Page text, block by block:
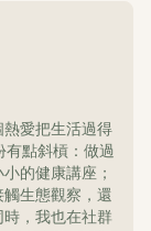
愛把生活過得
點斜槓：做過
的健康講座；
生態觀察，還
，我也在社群